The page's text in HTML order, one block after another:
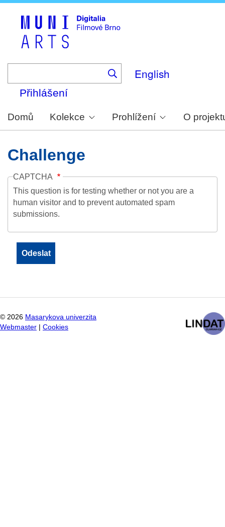
English
Přihlášení
Domů Kolekce Prohlížení O
Challenge
CAPTCHA
This question is for testing whether or not you are a
human visitor and to prevent automated spam
submissions.
© 2026 Masarykova univerzita
Webmaster
Cookies